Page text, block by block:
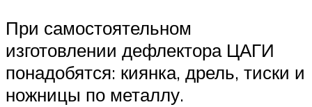
При самостоятельном
изготовлении дефлектора ЦАГИ
понадобятся: киянка, дрель, тиски и
ножницы по металлу.